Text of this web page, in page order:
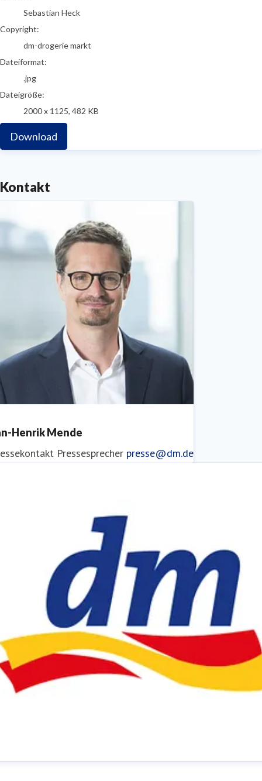
Sebastian Heck
Copyright:
dm-drogerie markt
Dateiformat:
.jpg
Dateigröße:
2000 x 1125, 482 KB
Download
Kontakt
Henrik Mende
Pressesprecher presse@dm.de